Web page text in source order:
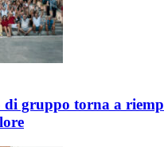
di gruppo torna a